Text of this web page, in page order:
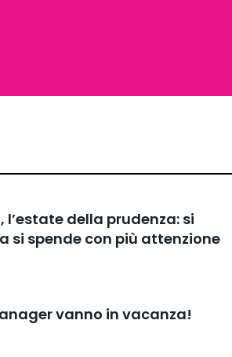
della prudenza: si
si spende con più attenzione
vanno in vacanza!